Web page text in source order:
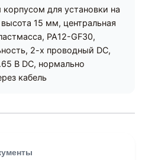
для установки на
15 мм, центральная
PA12-GF30,
2-х проводный DC,
В DC, нормально
кабель